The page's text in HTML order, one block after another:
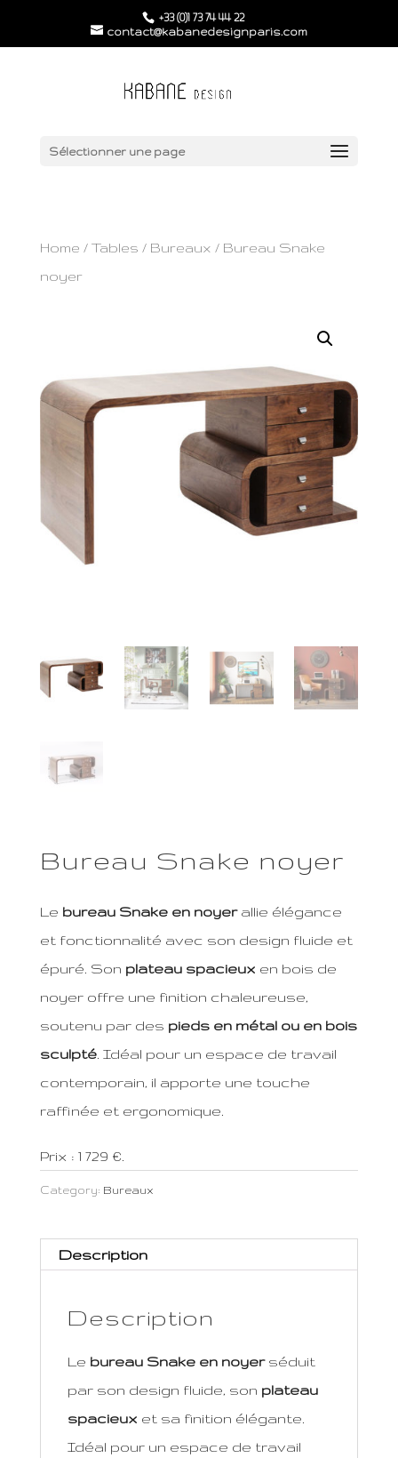
+33 (0)1 73 74 44 22
contact@kabanedesignparis.com
Sélectionner une page
Home / Tables / Bureaux / Bureau Snake
noyer
Bureau Snake noyer
Le bureau Snake en noyerallie élégance
et fonctionnalité avec son design fluide et
épuré. Son plateau spacieux en bois de
noyer offre une finition chaleureuse,
soutenu par des pieds en métal ou en bois
sculpté. Idéal pour un espace de travail
contemporain, il apporte une touche
raffinée et ergonomique.
Prix : 1 729 €.
Category: Bureaux
Description
Description
Le bureau Snake en noyerséduit
par son design fluide, son plateau
spacieux et sa finition élégante.
Idéal pour un espace de travail